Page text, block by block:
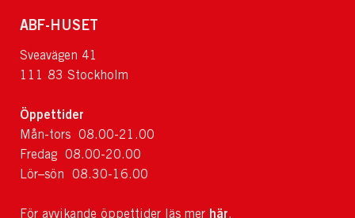
ABF-HUSET
Sveavägen 41
111 83 Stockholm
Öppettider
Mån-tors 08.00-21.00
Fredag 08.00-20.00
Lör–sön 08.30-16.00
För avvikande öppettider läs mer här.